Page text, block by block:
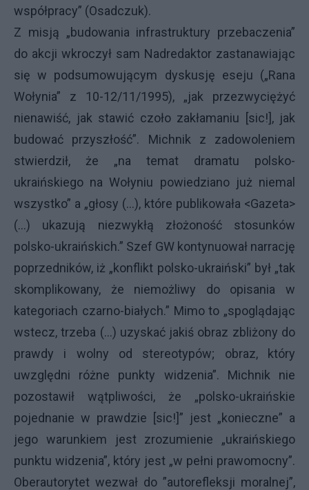
współpracy” (Osadczuk).
Z misją „budowania infrastruktury przebaczenia”
do akcji wkroczył sam Nadredaktor zastanawiając
się w podsumowującym dyskusję eseju („Rana
Wołynia” z 10-12/11/1995), „jak przezwyciężyć
nienawiść, jak stawić czoło zakłamaniu [sic!], jak
budować przyszłość”. Michnik z zadowoleniem
stwierdził, że „na temat dramatu polsko-
ukraińskiego na Wołyniu powiedziano już niemal
wszystko” a „głosy (...), które publikowała <Gazeta>
(...) ukazują niezwykłą złożoność stosunków
polsko-ukraińskich.” Szef GW kontynuował narrację
poprzedników, iż „konflikt polsko-ukraiński” był „tak
skomplikowany, że niemożliwy do opisania w
kategoriach czarno-białych.” Mimo to „spoglądając
wstecz, trzeba (...) uzyskać jakiś obraz zbliżony do
prawdy i wolny od stereotypów; obraz, który
uwzględni różne punkty widzenia”. Michnik nie
pozostawił wątpliwości, że „polsko-ukraińskie
pojednanie w prawdzie [sic!]” jest „konieczne” a
jego warunkiem jest zrozumienie „ukraińskiego
punktu widzenia”, który jest „w pełni prawomocny”.
Oberautorytet wezwał do ”autorefleksji moralnej”,